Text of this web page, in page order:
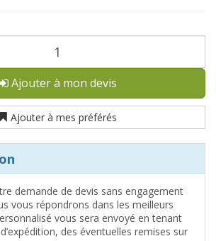
Ajouter à mon devis
Ajouter à mes préférés
demande de devis sans engagement
vous répondrons dans les meilleurs
vous sera envoyé en tenant
des éventuelles remises sur